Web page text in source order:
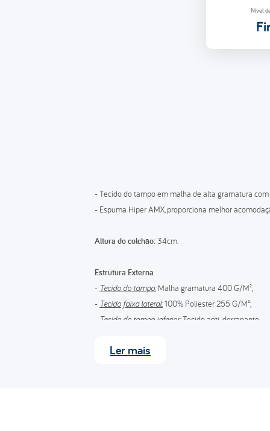
Nível
- Tecido do tampo em malha de alta gramatura
- Espuma Hiper AMX, proporciona melhor
Altura do colchão:34cm.
Estrutura Externa
- Tecido do tampo:Malha gramatura 400 G/M²;
- Tecido faixa lateral:100% Poliester 255 G/M²;
Tecido do tampo inferior:Tecido anti-derrapante.
Estrutura
Lermais